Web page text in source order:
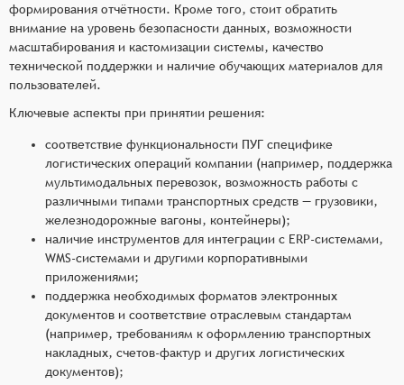
формирования отчётности. Кроме того, стоит обратить
внимание на уровень безопасности данных, возможности
масштабирования и кастомизации системы, качество
технической поддержки и наличие обучающих материалов для
пользователей.
Ключевые аспекты при принятии решения:
соответствие функциональности ПУГ специфике
логистических операций компании (например, поддержка
мультимодальных перевозок, возможность работы с
различными типами транспортных средств — грузовики,
железнодорожные вагоны, контейнеры);
наличие инструментов для интеграции с ERP-системами,
WMS-системами и другими корпоративными
приложениями;
поддержка необходимых форматов электронных
документов и соответствие отраслевым стандартам
(например, требованиям к оформлению транспортных
накладных, счетов-фактур и других логистических
документов);